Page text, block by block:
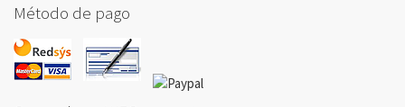
Método de pago